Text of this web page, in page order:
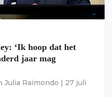
‘Ik hoop dat het
jaar mag
Julia Raimondo
27 juli